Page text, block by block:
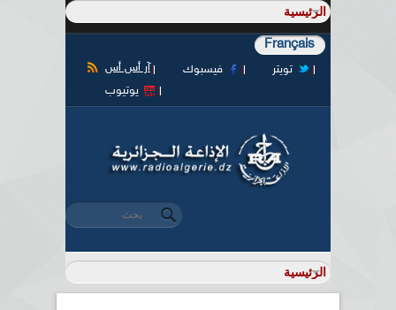
Français
آر أس أس فيسبوك
تويتر
يوتيوب
استمارة البحث
‏بحث ‏